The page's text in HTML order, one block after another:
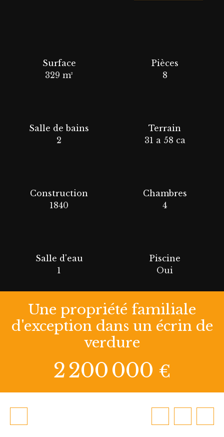
Surface
329m²
Pièces
8
Salle de bains
2
Terrain
31 a 58 ca
Construction
1840
Chambres
4
Salle d'eau
1
Piscine
Oui
Une propriété familiale
d'exception dans un écrin de
verdure
2 200 000 €